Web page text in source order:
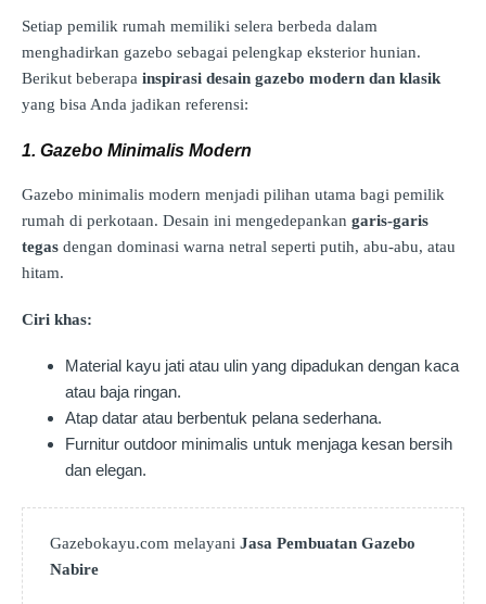
Setiap pemilik rumah memiliki selera berbeda dalam
menghadirkan gazebo sebagai pelengkap eksterior hunian.
Berikut beberapa inspirasi desain gazebo modern dan klasik
yang bisa Anda jadikan referensi:
1. Gazebo Minimalis Modern
Gazebo minimalis modern menjadi pilihan utama bagi pemilik
rumah di perkotaan. Desain ini mengedepankan garis-garis
tegas dengan dominasi warna netral seperti putih, abu-abu, atau
hitam.
Ciri khas:
Material kayu jati atau ulin yang dipadukan dengan kaca
atau baja ringan.
Atap datar atau berbentuk pelana sederhana.
Furnitur outdoor minimalis untuk menjaga kesan bersih
dan elegan.
Gazebokayu.com melayani Jasa Pembuatan Gazebo
Nabire